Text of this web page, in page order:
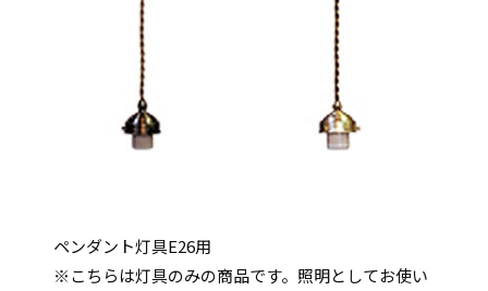
ペンダント灯具E26用
※こちらは灯具のみの商品です。照明としてお使い